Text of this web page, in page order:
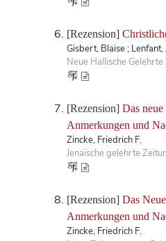
[Rezension]
Gisbert, Blaise ;
Neue Hallische
[Rezension] Das
Anmerkungen und
Zincke, Friedrich F.
Jenaische gelehrte
[Rezension] Das
Anmerkungen und
Zincke, Friedrich F.